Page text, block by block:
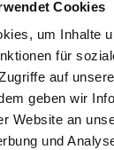
Cookies
um Inhalte
für
auf
geben wir
Website an
und
& -
von
Kundenfunnels
wenn